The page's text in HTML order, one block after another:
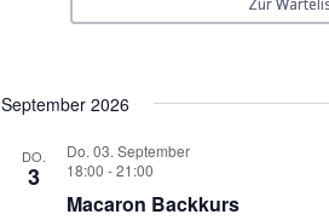
Zur
September 2026
DO.
3
Do. 03. September
18:00 -21:00
Macaron Backkurs